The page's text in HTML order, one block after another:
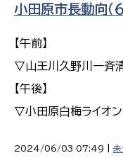
小田原市長動向（６
【午前】
▽山王川久野川一斉清
【午後】
▽小田原白梅ライオン
2024/06/03 07:49 | 未